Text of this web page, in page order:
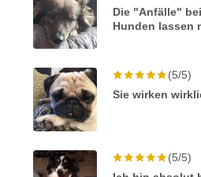
Die "Anfälle"
Hunden lassen
(5/5)
Sie wirken
(5/5)